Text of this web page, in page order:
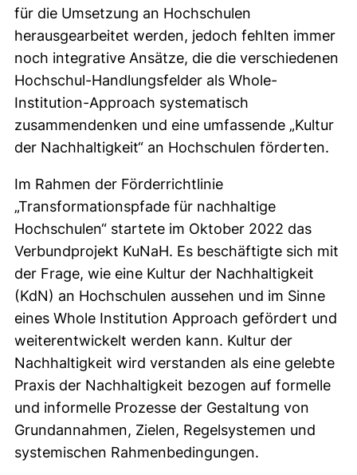
für die Umsetzung an Hochschulen
herausgearbeitet werden, jedoch fehlten immer
noch integrative Ansätze, die die verschiedenen
Hochschul-Handlungsfelder als Whole-
Institution-Approach systematisch
zusammendenken und eine umfassende „Kultur
der Nachhaltigkeit“ an Hochschulen förderten.
Im Rahmen der Förderrichtlinie
„Transformationspfade für nachhaltige
Hochschulen“ startete im Oktober 2022 das
Verbundprojekt KuNaH. Es beschäftigte sich mit
der Frage, wie eine Kultur der Nachhaltigkeit
(KdN) an Hochschulen aussehen und im Sinne
eines Whole Institution Approach gefördert und
weiterentwickelt werden kann. Kultur der
Nachhaltigkeit wird verstanden als eine gelebte
Praxis der Nachhaltigkeit bezogen auf formelle
und informelle Prozesse der Gestaltung von
Grundannahmen, Zielen, Regelsystemen und
systemischen Rahmenbedingungen.